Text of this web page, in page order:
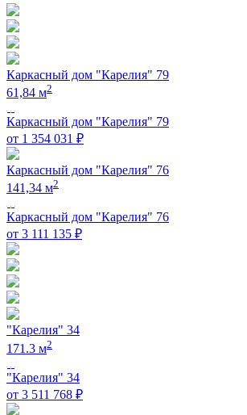
Каркасный дом "Карелия" 79
61,84 м2
Каркасный дом "Карелия" 79
от 1 354 031 ₽
Каркасный дом "Карелия" 76
141,34 м2
Каркасный дом "Карелия" 76
от 3 111 135 ₽
"Карелия" 34
171.3 м2
"Карелия" 34
от 3 511 768 ₽